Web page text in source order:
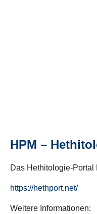
HPM –
Das Hethitologie-Portal
https://hethport.net/
Weitere Informationen: